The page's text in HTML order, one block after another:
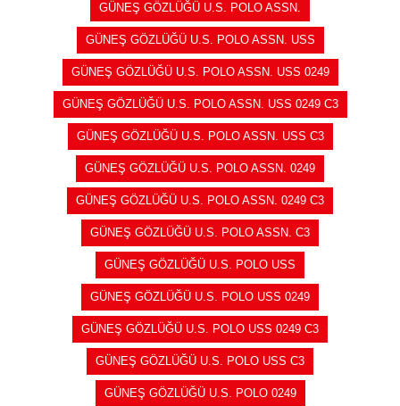
GÜNEŞ GÖZLÜĞÜ U.S. POLO ASSN.
GÜNEŞ GÖZLÜĞÜ U.S. POLO ASSN. USS
GÜNEŞ GÖZLÜĞÜ U.S. POLO ASSN. USS 0249
GÜNEŞ GÖZLÜĞÜ U.S. POLO ASSN. USS 0249 C3
GÜNEŞ GÖZLÜĞÜ U.S. POLO ASSN. USS C3
GÜNEŞ GÖZLÜĞÜ U.S. POLO ASSN. 0249
GÜNEŞ GÖZLÜĞÜ U.S. POLO ASSN. 0249 C3
GÜNEŞ GÖZLÜĞÜ U.S. POLO ASSN. C3
GÜNEŞ GÖZLÜĞÜ U.S. POLO USS
GÜNEŞ GÖZLÜĞÜ U.S. POLO USS 0249
GÜNEŞ GÖZLÜĞÜ U.S. POLO USS 0249 C3
GÜNEŞ GÖZLÜĞÜ U.S. POLO USS C3
GÜNEŞ GÖZLÜĞÜ U.S. POLO 0249